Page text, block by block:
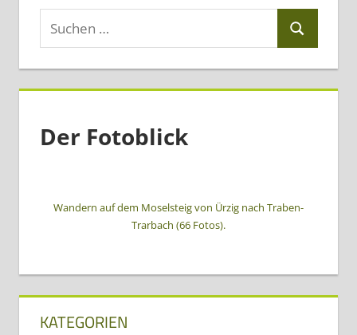
Suchen
nach:
Suchen
Der Fotoblick
Wandern auf dem Moselsteig von Ürzig nach Traben-
Trarbach (66 Fotos).
KATEGORIEN